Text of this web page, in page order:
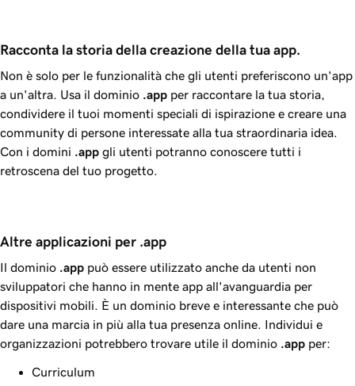
Racconta la storia della creazione della tua app.
Non è solo per le funzionalità che gli utenti preferiscono un'app
a un'altra. Usa il dominio .app per raccontare la tua storia,
condividere il tuoi momenti speciali di ispirazione e creare una
community di persone interessate alla tua straordinaria idea.
Con i domini .app gli utenti potranno conoscere tutti i
retroscena del tuo progetto.
Altre applicazioni per .app
Il dominio .app può essere utilizzato anche da utenti non
sviluppatori che hanno in mente app all'avanguardia per
dispositivi mobili. È un dominio breve e interessante che può
dare una marcia in più alla tua presenza online. Individui e
organizzazioni potrebbero trovare utile il dominio .app per:
Curriculum